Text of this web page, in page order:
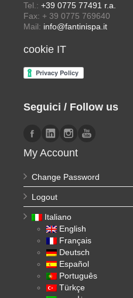
Tel.: +39 0775 77491 r.a.
Fax: + 39 0775 769640
Mail: info@fantinispa.it
cookie IT
Seguici / Follow us
My Account
Change Password
Logout
Italiano
English
Français
Deutsch
Español
Português
Türkçe